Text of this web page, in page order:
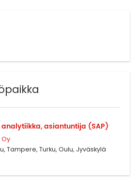
asiantuntija (SAP)
Tampere, Turku, Oulu, Jyväskylä